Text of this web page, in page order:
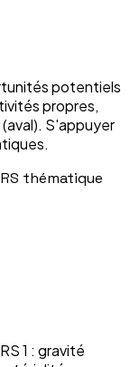
potentiels
propres,
S'appuyer
thématique
1 : gravité